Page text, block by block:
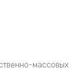
массовых